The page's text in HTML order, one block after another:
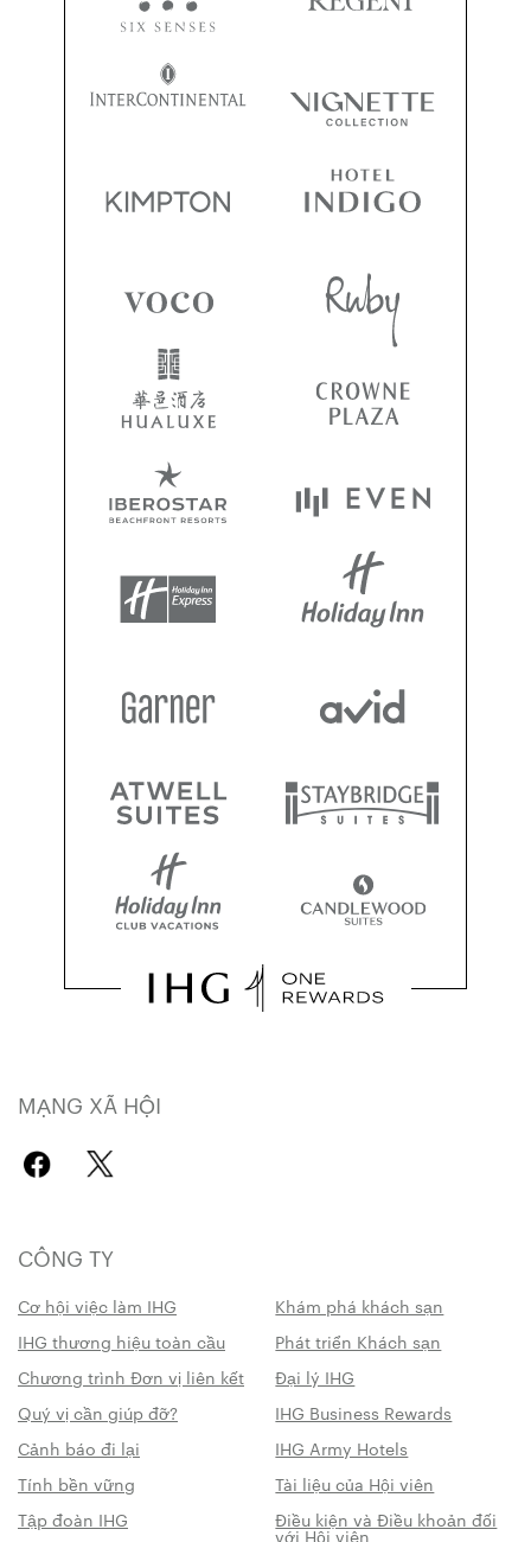
MẠNG XÃ HỘI
CÔNG TY
Cơ hội việc làm IHG
Khám phá khách sạn
IHG thương hiệu toàn cầu
Phát triển Khách sạn
Chương trình Đơn vị liên kết
Đại lý IHG
Quý vị cần giúp đỡ?
IHG Business Rewards
Cảnh báo đi lại
IHG Army Hotels
Tính bền vững
Tài liệu của Hội viên
Tập đoàn IHG
Điều kiện và Điều khoản đối
với Hội viên